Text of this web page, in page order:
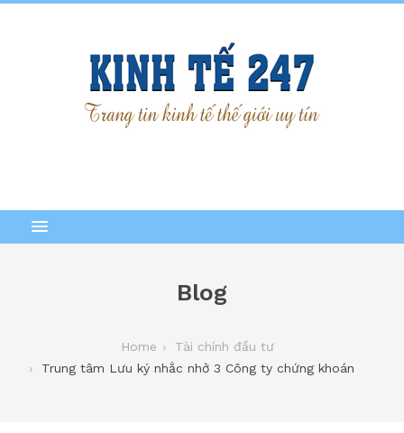
Blog
Home
Tài chính đầu tư
Trung tâm Lưu ký nhắc nhở 3 Công ty chứng khoán